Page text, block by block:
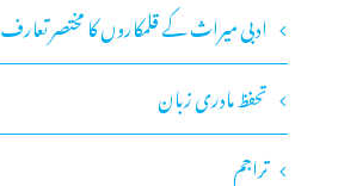
ادبی میراث کے قلمکاروں کا مختصر تعارف
تحفظ مادری زبان
تراجم